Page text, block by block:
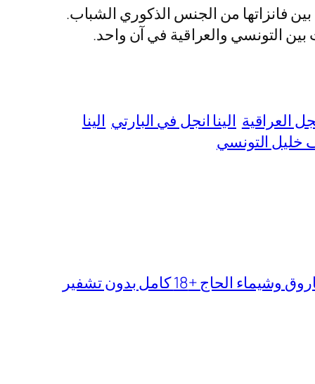
فانزاتها من الجنس الذكوري الشباب.
التونسي والعراقية في آن واحد.
العراقية الينا انجل في البارتي الينا
خليل التونسي
الحاج +18 كامل بدون تشفير